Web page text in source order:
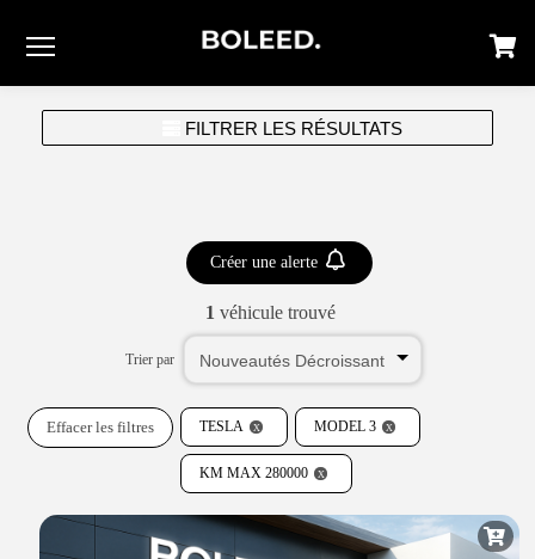
FILTRER LES RÉSULTATS
1 véhicule trouvé
Créer une alerte
Trier par
TESLA
Effacer les filtres MODEL 3
KM MAX 280000